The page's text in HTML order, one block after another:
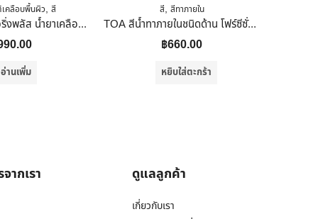
คลือบพื้นผิว, สี
ทีโอเอ 200 ฟลอริ่งพลัส น้ำยาเคลือบเงาใสกันซึม-สีใส/ขนาด กล. ( 5ลิตร) 5ลิตร
อ่านเพิ่ม
สี, สีทาภายใน
TOA สีน้ำทาภายในชนิดด้าน โฟร์ซีซั่น 0.9 ลิตร
฿660.00
หยิบใส่ตะกร้า
ากเรา ดูแลลูกค้า
เกี่ยวกับเรา